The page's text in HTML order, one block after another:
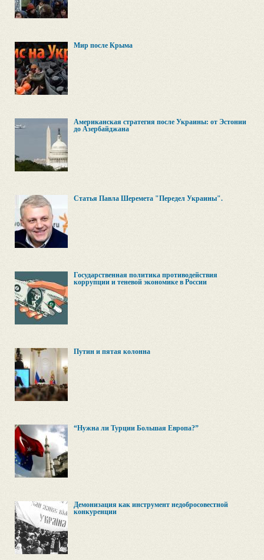
Мир после Крыма
Американская стратегия после Украины: от Эстонии
до Азербайджана
Cтатья Павла Шеремета "Передел Украины".
Государственная политика противодействия
коррупции и теневой экономике в России
Путин и пятая колонна
“Нужна ли Турции Большая Европа?”
Демонизация как инструмент недобросовестной
конкуренции